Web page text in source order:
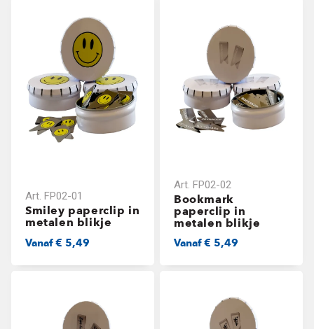
Art. FP02-01
Smiley paperclip in
metalen blikje
Vanaf€ 5,49
Art. FP02-02
Bookmark
paperclip in
metalen blikje
Vanaf€ 5,49